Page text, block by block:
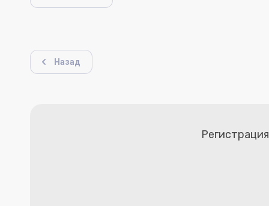
Назад
Регистрация